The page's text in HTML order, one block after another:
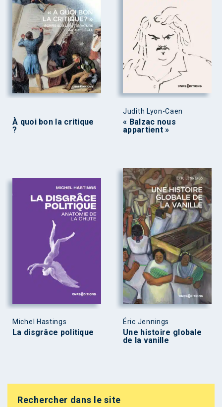
À quoi bon la critique
?
Judith Lyon-Caen
« Balzac nous
appartient »
Michel Hastings
La disgrâce politique
Éric Jennings
Une histoire globale
de la vanille
Rechercher dans le site